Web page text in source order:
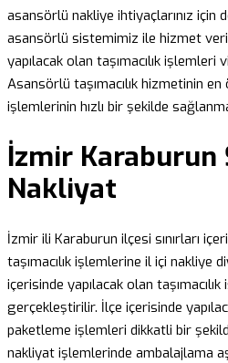
asansörlü nakliye ihtiyaçlarınız için
asansörlü sistemimiz ile hizmet
yapılacak olan taşımacılık işlemleri
Asansörlü taşımacılık hizmetinin
işlemlerinin hızlı bir şekilde
İzmir Karaburun
Nakliyat
İzmir ili Karaburun ilçesi sınırları
taşımacılık işlemlerine il içi nakliye
içerisinde yapılacak olan
gerçekleştirilir. İlçe içerisinde
paketleme işlemleri dikkatli bir
nakliyat işlemlerinde ambalajlama